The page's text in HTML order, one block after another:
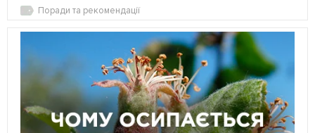
Поради та рекомендації